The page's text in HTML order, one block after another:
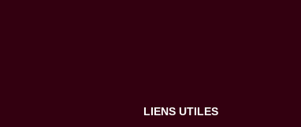
LIENS UTILES